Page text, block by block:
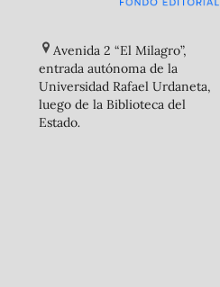
Avenida 2 “El Milagro”,
entrada autónoma de la
Universidad Rafael Urdaneta,
luego de la Biblioteca del
Estado.